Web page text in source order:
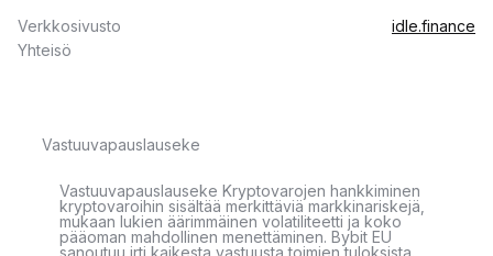
Verkkosivusto
idle.finance
Yhteisö
Vastuuvapauslauseke
Vastuuvapauslauseke Kryptovarojen hankkiminen
kryptovaroihin sisältää merkittäviä markkinariskejä,
mukaan lukien äärimmäinen volatiliteetti ja koko
pääoman mahdollinen menettäminen. Bybit EU
sanoutuu irti kaikesta vastuusta toimien tuloksista.